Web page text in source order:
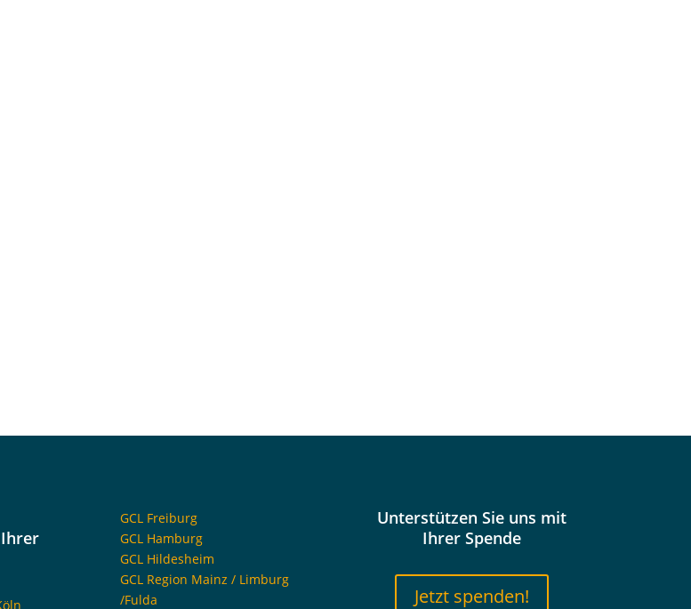
GCL Freiburg
GCL Hamburg
GCL Hildesheim
GCL Region Mainz / Limburg
/Fulda
Unterstützen Sie uns mit
Ihrer Spende
Jetzt spenden!